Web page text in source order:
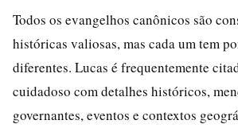
Todos os evangelhos canônicos são
históricas valiosas, mas cada um tem
diferentes. Lucas é frequentemente
cuidadoso com detalhes históricos,
governantes, eventos e contextos